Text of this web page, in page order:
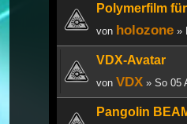
Polymerfilm
von holozone »
VDX-Avatar
von VDX » So 05
Pangolin